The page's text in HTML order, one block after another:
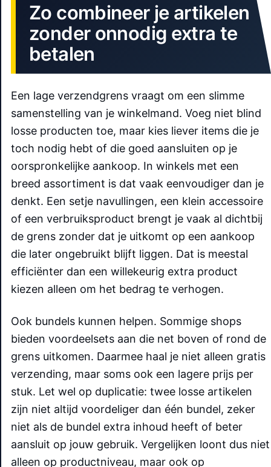
Zo combineer je artikelen
zonder onnodig extra te
betalen
Een lage verzendgrens vraagt om een slimme
samenstelling van je winkelmand. Voeg niet blind
losse producten toe, maar kies liever items die je
toch nodig hebt of die goed aansluiten op je
oorspronkelijke aankoop. In winkels met een
breed assortiment is dat vaak eenvoudiger dan je
denkt. Een setje navullingen, een klein accessoire
of een verbruiksproduct brengt je vaak al dichtbij
de grens zonder dat je uitkomt op een aankoop
die later ongebruikt blijft liggen. Dat is meestal
efficiënter dan een willekeurig extra product
kiezen alleen om het bedrag te verhogen.
Ook bundels kunnen helpen. Sommige shops
bieden voordeelsets aan die net boven of rond de
grens uitkomen. Daarmee haal je niet alleen gratis
verzending, maar soms ook een lagere prijs per
stuk. Let wel op duplicatie: twee losse artikelen
zijn niet altijd voordeliger dan één bundel, zeker
niet als de bundel extra inhoud heeft of beter
aansluit op jouw gebruik. Vergelijken loont dus niet
alleen op productniveau, maar ook op